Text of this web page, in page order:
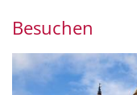
Besuchen